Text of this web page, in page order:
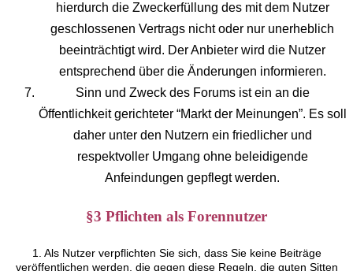
hierdurch die Zweckerfüllung des mit dem Nutzer
geschlossenen Vertrags nicht oder nur unerheblich
beeinträchtigt wird. Der Anbieter wird die Nutzer
entsprechend über die Änderungen informieren.
Sinn und Zweck des Forums ist ein an die
Öffentlichkeit gerichteter “Markt der Meinungen”. Es soll
daher unter den Nutzern ein friedlicher und
respektvoller Umgang ohne beleidigende
Anfeindungen gepflegt werden.
§3 Pflichten als Forennutzer
1. Als Nutzer verpflichten Sie sich, dass Sie keine Beiträge
veröffentlichen werden, die gegen diese Regeln, die guten Sitten